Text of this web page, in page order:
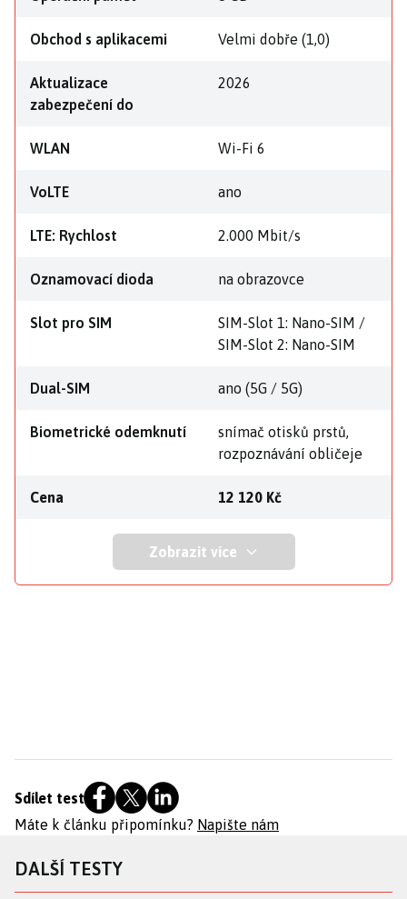
Obchod s aplikacemi Velmi dobře (1,0)
Aktualizace
zabezpečení do
2026
WLAN Wi-Fi 6
VoLTE ano
LTE: Rychlost 2.000 Mbit/s
Oznamovací dioda na obrazovce
Slot pro SIM
SIM-Slot 1: Nano-SIM /
SIM-Slot 2: Nano-SIM
Dual-SIM ano (5G / 5G)
Biometrické odemknutí
snímač otisků prstů,
rozpoznávání obličeje
Cena 12 120 Kč
Zobrazit více
Sdílet test
Máte k článku připomínku? Napište nám
DALŠÍ TESTY